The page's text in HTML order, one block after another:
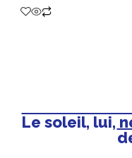
Le soleil, lui,